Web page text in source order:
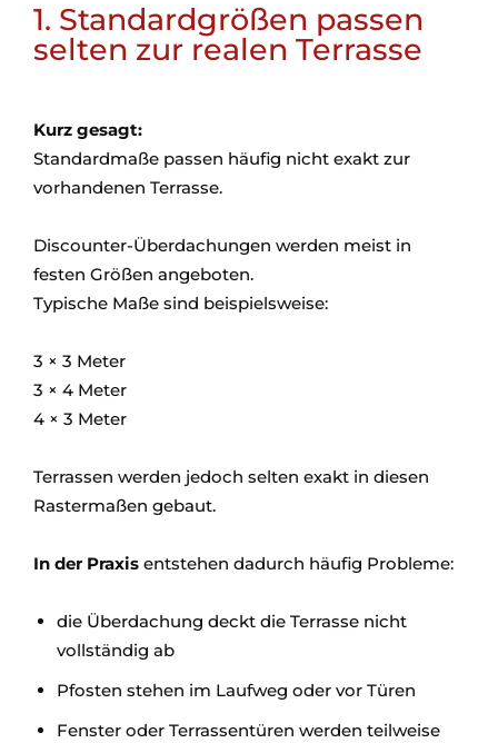
1. Standardgrößen passen
selten zur realen Terrasse
Kurz gesagt:
Standardmaße passen häufig nicht exakt zur
vorhandenen Terrasse.
Discounter-Überdachungen werden meist in
festen Größen angeboten.
Typische Maße sind beispielsweise:
3 × 3 Meter
3 × 4 Meter
4 × 3 Meter
Terrassen werden jedoch selten exakt in diesen
Rastermaßen gebaut.
In der Praxis entstehen dadurch häufig Probleme:
die Überdachung deckt die Terrasse nicht
vollständig ab
Pfosten stehen im Laufweg oder vor Türen
Fenster oder Terrassentüren werden teilweise